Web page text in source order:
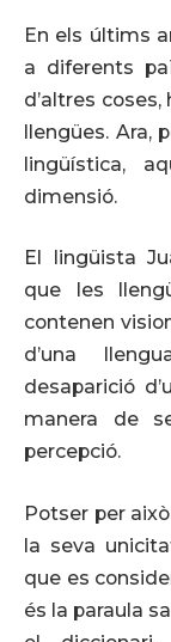
En els últims
a diferents
d’altres
llengües. Ara,
lingüística,
dimensió.
El lingüista
que les
contenen
d’una
desaparició
manera de
percepció.
Potser per
la seva
que es
és la paraula